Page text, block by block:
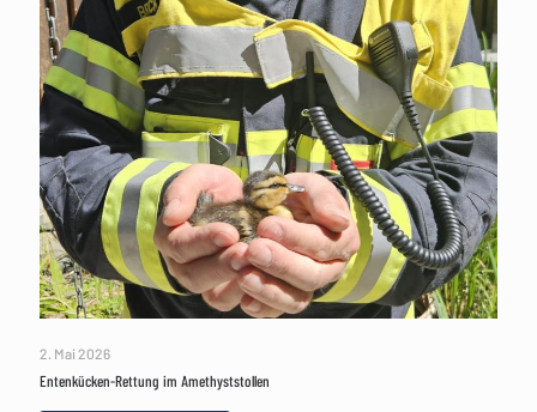
2. Mai 2026
Entenkücken-Rettung im Amethyststollen